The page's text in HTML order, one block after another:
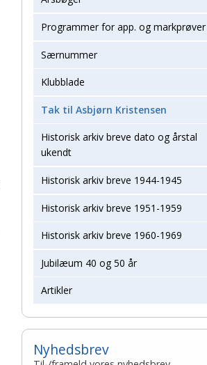
Programmer for app. og markprøver
Særnummer
Klubblade
Tak til Asbjørn Kristensen
Historisk arkiv breve dato og årstal
ukendt
Historisk arkiv breve 1944-1945
Historisk arkiv breve 1951-1959
Historisk arkiv breve 1960-1969
Jubilæum 40 og 50 år
Artikler
Nyhedsbrev